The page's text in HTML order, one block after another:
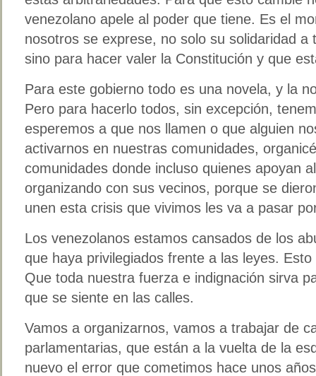
venezolano apele al poder que tiene. Es el
nosotros se exprese, no solo su solidaridad a
sino para hacer valer la Constitución y que
Para este gobierno todo es una novela, y la
Pero para hacerlo todos, sin excepción,
esperemos a que nos llamen o que alguien
activarnos en nuestras comunidades,
comunidades donde incluso quienes apoyan
organizando con sus vecinos, porque se
unen esta crisis que vivimos les va a pasar
Los venezolanos estamos cansados de los
que haya privilegiados frente a las leyes.
Que toda nuestra fuerza e indignación sirva
que se siente en las calles.
Vamos a organizarnos, vamos a trabajar de
parlamentarias, que están a la vuelta de la
nuevo el error que cometimos hace unos